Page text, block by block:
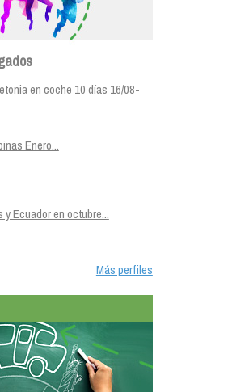
en coche 10 días 16/08-
Enero...
y Ecuador en octubre...
Más perfiles